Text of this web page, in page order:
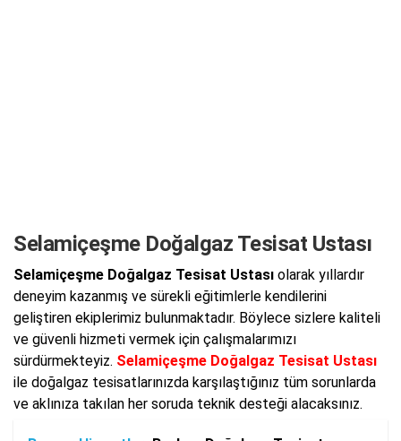
Selamiçeşme Doğalgaz Tesisat Ustası
Selamiçeşme Doğalgaz Tesisat Ustası olarak yıllardır
deneyim kazanmış ve sürekli eğitimlerle kendilerini
geliştiren ekiplerimiz bulunmaktadır. Böylece sizlere kaliteli
ve güvenli hizmeti vermek için çalışmalarımızı
sürdürmekteyiz. Selamiçeşme Doğalgaz Tesisat Ustası
ile doğalgaz tesisatlarınızda karşılaştığınız tüm sorunlarda
ve aklınıza takılan her soruda teknik desteği alacaksınız.